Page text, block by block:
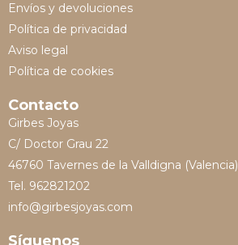
Envíos y devoluciones
Política de privacidad
Aviso legal
Política de cookies
Contacto
Girbes Joyas
C/ Doctor Grau 22
46760 Tavernes de la Valldigna (Valencia)
Tel. 962821202
info@girbesjoyas.com
Síguenos